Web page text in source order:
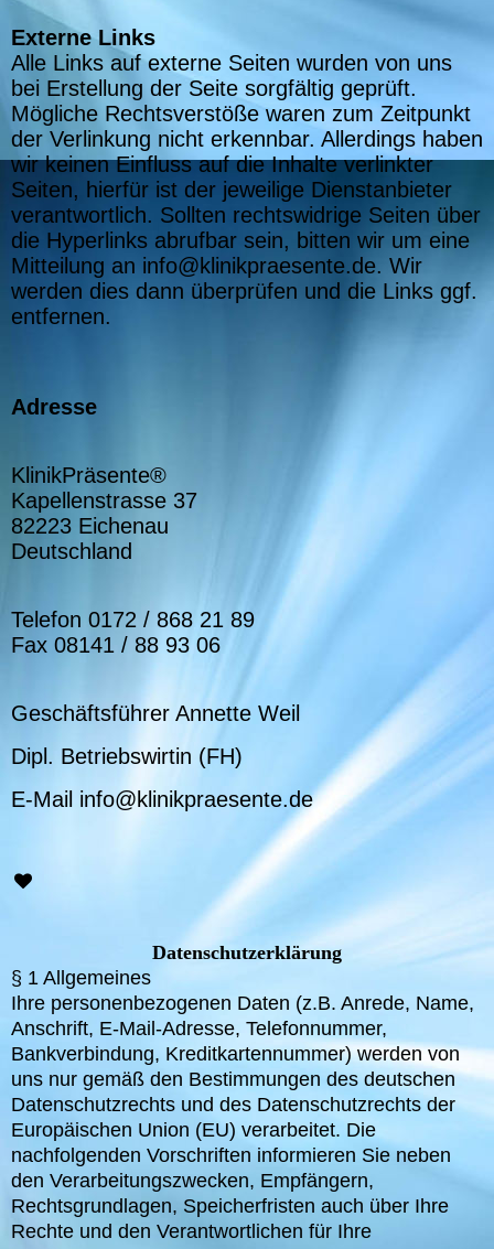
Externe Links
Alle Links auf externe Seiten wurden von uns
bei Erstellung der Seite sorgfältig geprüft.
Mögliche Rechtsverstöße waren zum Zeitpunkt
der Verlinkung nicht erkennbar. Allerdings haben
wir keinen Einfluss auf die Inhalte verlinkter
Seiten, hierfür ist der jeweilige Dienstanbieter
verantwortlich. Sollten rechtswidrige Seiten über
die Hyperlinks abrufbar sein, bitten wir um eine
Mitteilung an info@klinikpraesente.de. Wir
werden dies dann überprüfen und die Links ggf.
entfernen.
Adresse
KlinikPräsente®
Kapellenstrasse 37
82223 Eichenau
Deutschland
Telefon 0172 / 868 21 89
Fax 08141 / 88 93 06
Geschäftsführer Annette Weil
Dipl. Betriebswirtin (FH)
E-Mail info@klinikpraesente.de
Datenschutzerklärung
§ 1 Allgemeines
Ihre personenbezogenen Daten (z.B. Anrede, Name,
Anschrift, E-Mail-Adresse, Telefonnummer,
Bankverbindung, Kreditkartennummer) werden von
uns nur gemäß den Bestimmungen des deutschen
Datenschutzrechts und des Datenschutzrechts der
Europäischen Union (EU) verarbeitet. Die
nachfolgenden Vorschriften informieren Sie neben
den Verarbeitungszwecken, Empfängern,
Rechtsgrundlagen, Speicherfristen auch über Ihre
Rechte und den Verantwortlichen für Ihre